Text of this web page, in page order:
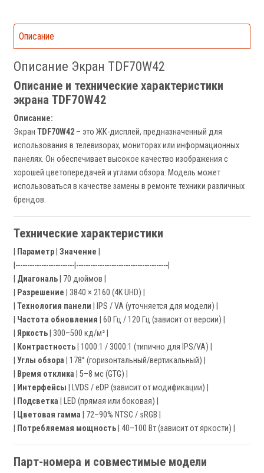
Описание
Описание Экран TDF70W42
Описание и технические характеристики
экрана TDF70W42
Описание:
Экран TDF70W42 – это ЖК-дисплей, предназначенный для
использования в телевизорах, мониторах или информационных
панелях. Он обеспечивает высокое качество изображения с
хорошей цветопередачей и углами обзора. Модель может
использоваться в качестве замены в ремонте техники различных
брендов.
Технические характеристики
Параметр Значение
|-------------------------|---------------------------------------|
Диагональ | 70 дюймов |
Разрешение | 3840 × 2160 (4K UHD) |
Технология панели | IPS / VA (уточняется для модели) |
Частота обновления | 60 Гц / 120 Гц (зависит от версии) |
Яркость | 300–500 кд/м² |
Контрастность | 1000:1 / 3000:1 (типично для IPS/VA) |
Углы обзора | 178° (горизонтальный/вертикальный) |
Время отклика | 5–8 мс (GTG) |
Интерфейсы | LVDS / eDP (зависит от модификации) |
Подсветка | LED (прямая или боковая) |
Цветовая гамма | 72–90% NTSC / sRGB |
Потребляемая мощность | 40–100 Вт (зависит от яркости) |
Парт-номера и совместимые модели